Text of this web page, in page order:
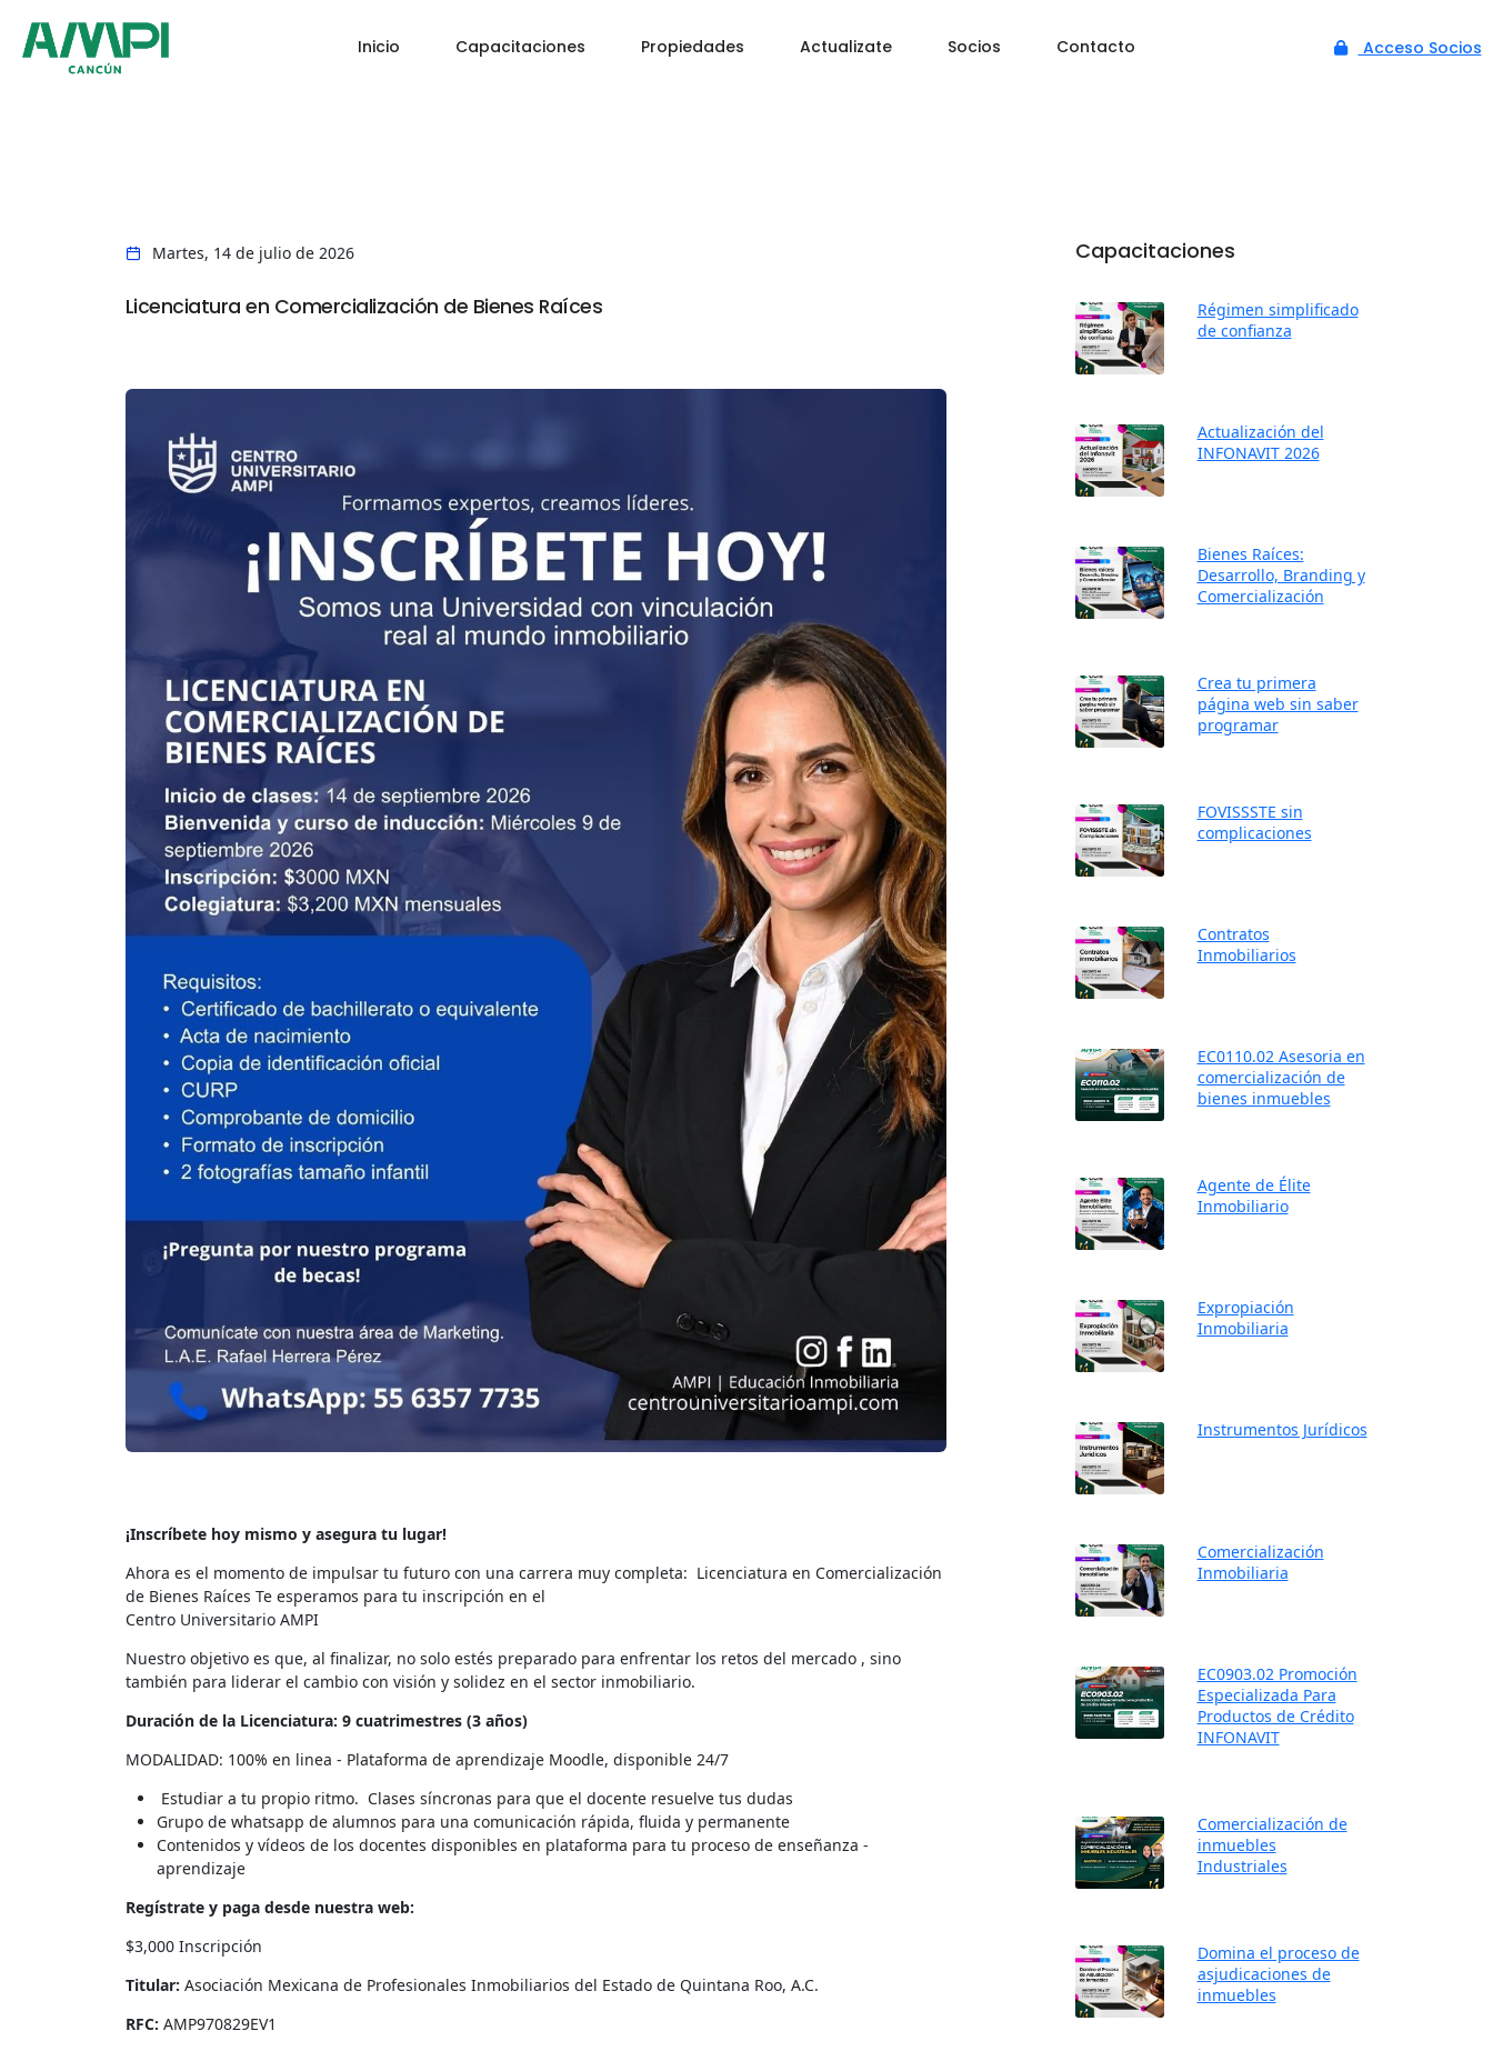
Inicio Capacitaciones Propiedades Actualizate Socios Contacto Acceso Socios
Martes, 14 de julio de 2026
Licenciatura en Comercialización de Bienes Raíces
¡Inscríbete hoy mismo y asegura tu lugar!
Ahora es el momento de impulsar tu futuro con una carrera muy completa: Licenciatura en Comercialización
de Bienes Raíces Te esperamos para tu inscripción en el
Centro Universitario AMPI
Nuestro objetivo es que, al finalizar, no solo estés preparado para enfrentar los retos del mercado , sino
también para liderar el cambio con visión y solidez en el sector inmobiliario.
Duración de la Licenciatura: 9 cuatrimestres (3 años)
MODALIDAD: 100% en linea - Plataforma de aprendizaje Moodle, disponible 24/7
Estudiar a tu propio ritmo. Clases síncronas para que el docente resuelve tus dudas
Grupo de whatsapp de alumnos para una comunicación rápida, fluida y permanente
Contenidos y vídeos de los docentes disponibles en plataforma para tu proceso de enseñanza -
aprendizaje
Regístrate y paga desde nuestra web:
$3,000 Inscripción
Titular: Asociación Mexicana de Profesionales Inmobiliarios del Estado de Quintana Roo, A.C.
RFC: AMP970829EV1
Capacitaciones
Régimen simplificado
de confianza
Actualización del
INFONAVIT 2026
Bienes Raíces:
Desarrollo, Branding y
Comercialización
Crea tu primera
página web sin saber
programar
FOVISSSTE sin
complicaciones
Contratos
Inmobiliarios
EC0110.02 Asesoria en
comercialización de
bienes inmuebles
Agente de Élite
Inmobiliario
Expropiación
Inmobiliaria
Instrumentos Jurídicos
Comercialización
Inmobiliaria
EC0903.02 Promoción
Especializada Para
Productos de Crédito
INFONAVIT
Comercialización de
inmuebles
Industriales
Domina el proceso de
asjudicaciones de
inmuebles